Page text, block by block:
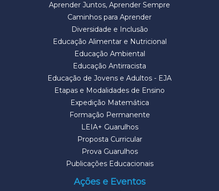
Aprender Juntos, Aprender Sempre
Caminhos para Aprender
Diversidade e Inclusão
Educação Alimentar e Nutricional
Educação Ambiental
Educação Antirracista
Educação de Jovens e Adultos - EJA
Etapas e Modalidades de Ensino
Expedição Matemática
Formação Permanente
LEIA+ Guarulhos
Proposta Curricular
Prova Guarulhos
Publicações Educacionais
Ações e Eventos